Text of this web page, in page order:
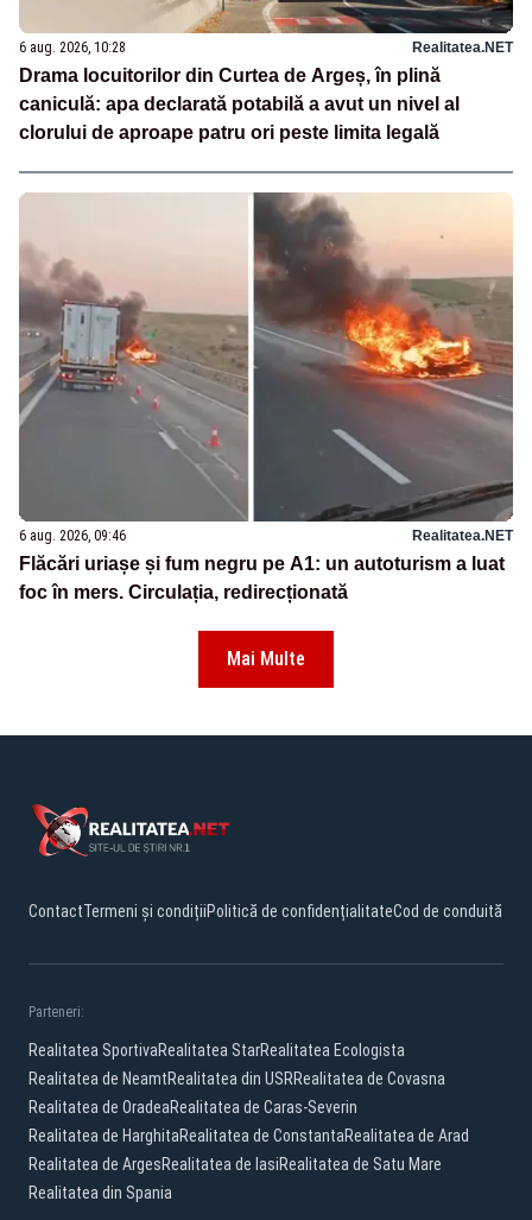
6 aug. 2026, 10:28 Realitatea.NET
Drama locuitorilor din Curtea de Argeș, în plină
caniculă: apa declarată potabilă a avut un nivel al
clorului de aproape patru ori peste limita legală
6 aug. 2026, 09:46 Realitatea.NET
Flăcări uriașe și fum negru pe A1: un autoturism a luat
foc în mers. Circulația, redirecționată
Mai Multe
ContactTermeni și condițiiPolitică de confidențialitateCod de conduită
Parteneri:
Realitatea SportivaRealitatea StarRealitatea Ecologista
Realitatea de NeamtRealitatea din USRRealitatea de Covasna
Realitatea de OradeaRealitatea de Caras-Severin
Realitatea de HarghitaRealitatea de ConstantaRealitatea de Arad
Realitatea de ArgesRealitatea de IasiRealitatea de Satu Mare
Realitatea din Spania